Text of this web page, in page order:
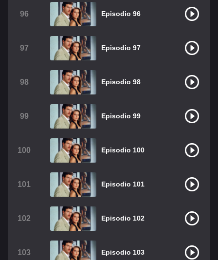
96 Episodio 96
97 Episodio 97
98 Episodio 98
99 Episodio 99
100 Episodio 100
101 Episodio 101
102 Episodio 102
103 Episodio 103